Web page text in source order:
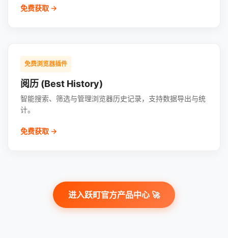
免费获取 →
免费浏览器插件
阅历 (Best History)
智能搜索、筛选与管理浏览器历史记录，支持数据导出与统
计。
免费获取 →
进入跃町官方产品中心 🚀